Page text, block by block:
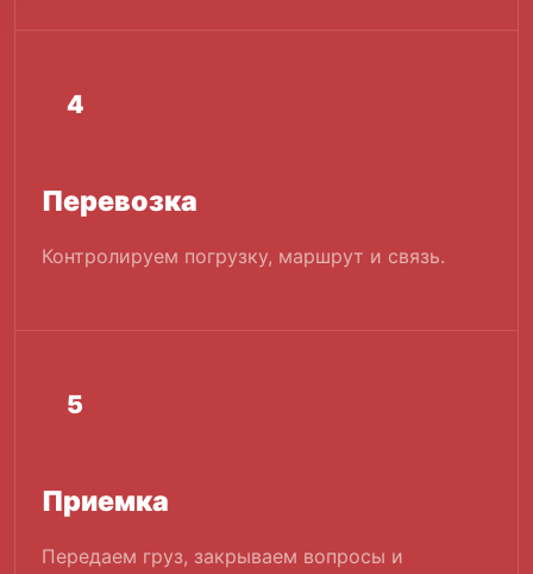
4
Перевозка
Контролируем погрузку, маршрут и связь.
5
Приемка
Передаем груз, закрываем вопросы и